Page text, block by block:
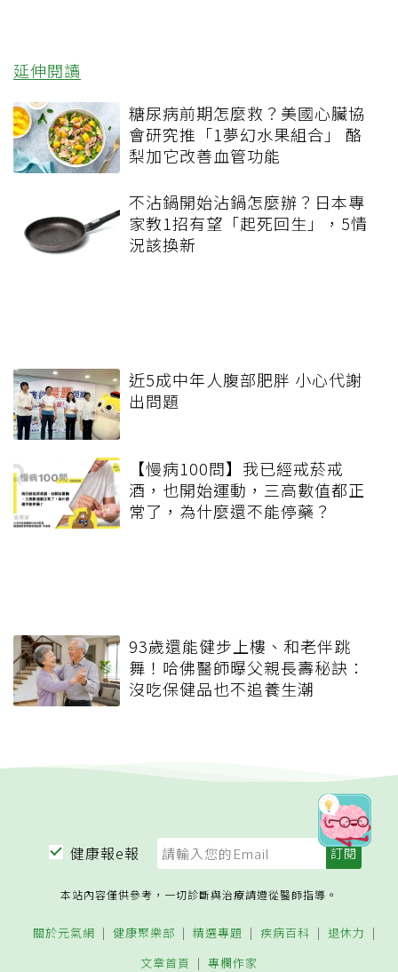
延伸閱讀
糖尿病前期怎麼救？美國心臟協
會研究推「1夢幻水果組合」 酪
梨加它改善血管功能
不沾鍋開始沾鍋怎麼辦？日本專
家教1招有望「起死回生」，5情
況該換新
近5成中年人腹部肥胖 小心代謝
出問題
【慢病100問】我已經戒菸戒
酒，也開始運動，三高數值都正
常了，為什麼還不能停藥？
93歲還能健步上樓、和老伴跳
舞！哈佛醫師曝父親長壽秘訣：
沒吃保健品也不追養生潮
健康報e報
本站內容僅供參考，一切診斷與治療請遵從醫師指導。
關於元氣網 健康聚樂部 精選專題 疾病百科
退休力
文章首頁
專欄作家